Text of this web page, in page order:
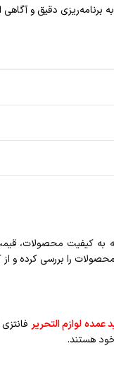
برنامه‌ریزی دقیق و
به کیفیت
را بررسی کرده و
عمده لوازم التحریر
هستند.